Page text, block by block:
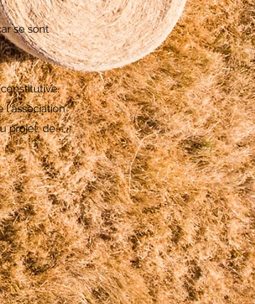
se sont
l'association
projet, de